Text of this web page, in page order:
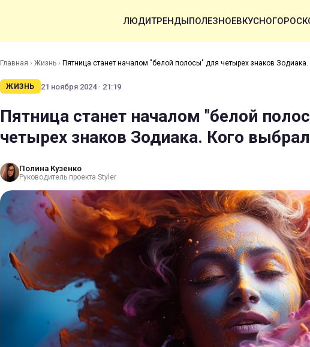
ЛЮДИТРЕНДЫПОЛЕЗНОЕВКУСНО
Главная › Жизнь › Пятница станет началом "белой полосы" для четырех знаков
ЖИЗНЬ 21 ноября 2024 · 21:19
Пятница станет началом "белой
четырех знаков Зодиака. Кого
Полина Кузенко
Руководитель проекта Styler